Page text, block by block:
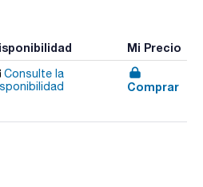
Mi Precio
Consulte la
Comprar